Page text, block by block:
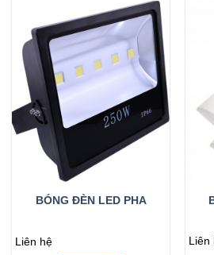
BÓNG ĐÈN LED PHA
Liên hệ Liên